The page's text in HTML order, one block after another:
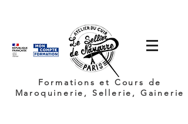
Formations et Cours de
Maroquinerie, Sellerie, Gainerie